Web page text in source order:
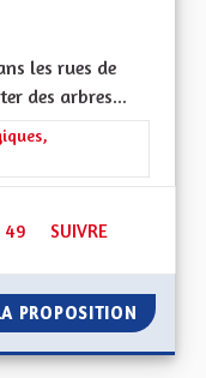
les rues de
des arbres...
transitions
49 49 ABONNÉS
SUIVRE
PROPOSITION